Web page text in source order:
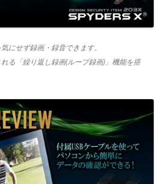
にせず録画・録音できます。
る「繰り返し録画(ループ録画)」機能を搭